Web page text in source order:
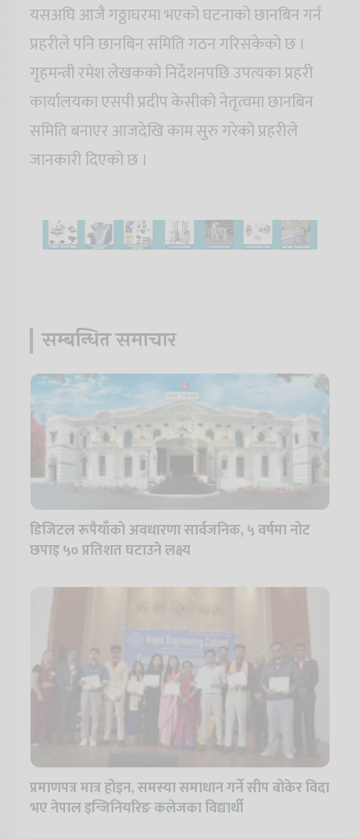
यसअघि आजै गठ्ठाघरमा भएको घटनाको छानबिन गर्न
प्रहरीले पनि छानबिन समिति गठन गरिसकेको छ ।
गृहमन्त्री रमेश लेखकको निर्देशनपछि उपत्यका प्रहरी
कार्यालयका एसपी प्रदीप केसीको नेतृत्वमा छानबिन
समिति बनाएर आजदेखि काम सुरु गरेको प्रहरीले
जानकारी दिएको छ ।
सम्बन्धित समाचार
डिजिटल रूपैयाँको अवधारणा सार्वजनिक, ५ वर्षमा नोट
छपाइ ५० प्रतिशत घटाउने लक्ष्य
प्रमाणपत्र मात्र होइन, समस्या समाधान गर्ने सीप बोकेर विदा
भए नेपाल इन्जिनियरिङ कलेजका विद्यार्थी